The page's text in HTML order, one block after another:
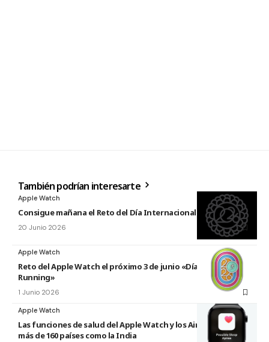
También podrían interesarte
Apple Watch
Consigue mañana el Reto del Día Internacional del Yoga 2026
20 Junio 2026
Apple Watch
Reto del Apple Watch el próximo 3 de junio «Día Mundial del
Running»
1 Junio 2026
Apple Watch
Las funciones de salud del Apple Watch y los AirPods llegan a
más de 160 países como la India